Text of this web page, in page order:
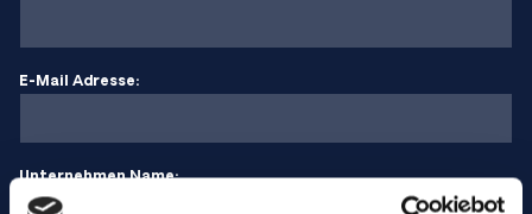
E-Mail Adresse:
Unternehmen Name: